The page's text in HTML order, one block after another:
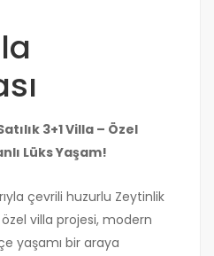
3+1 Villa – Özel
Lüks Yaşam!
çevrili huzurlu Zeytinlik
villa projesi, modern
yaşamı bir araya